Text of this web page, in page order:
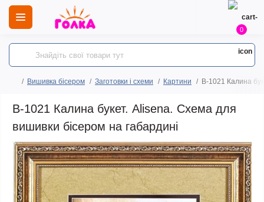
0
Вишивка бісером Заготовки і схеми Картини B-1021 Калина
B-1021 Калина букет. Alisena. Схема для
вишивки бісером на габардині